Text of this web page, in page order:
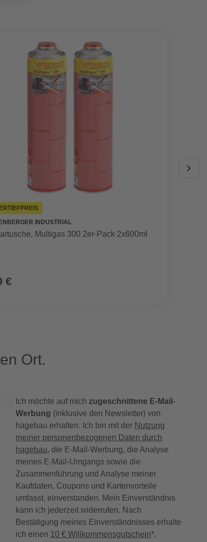
INDUSTRIAL
Multigas 300 2er-Pack 2x600ml
€
Ort.
Ich möchte auf mich zugeschnittene E-Mail-
Werbung (inklusive den Newsletter) von
hagebau erhalten. Ich bin mit der Nutzung
meiner personenbezogenen Daten durch
hagebau, die E-Mail-Werbung, die Analyse
meines E-Mail-Umgangs sowie die
Zusammenführung und Analyse meiner
Kaufdaten, Coupons und Kartenvorteile
umfasst, einverstanden. Mein Einverständnis
kann ich jederzeit widerrufen. Nach
Bestätigung meines Einverständnisses erhalte
ich einen 10 € Willkommensgutschein*.